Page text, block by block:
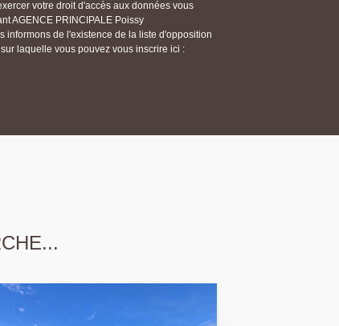
votre droit d'accès aux données vous
AGENCE PRINCIPALE Poissy
informons de l'existence de la liste d'opposition
laquelle vous pouvez vous inscrire ici :